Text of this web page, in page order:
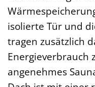
isolierte Tür und
tragen zusätzlich
Energieverbrauch
angenehmes